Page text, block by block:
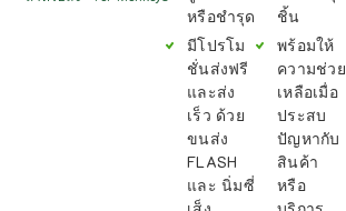
หรือชำรุด
มีโปรโม
ชั่นส่งฟรี
และส่ง
เร็ว ด้วย
ขนส่ง
FLASH
และ นิ่มซี่
ชิ้น
พร้อมให้
ความช่วย
เหลือเมื่อ
ประสบ
ปัญหากับ
สินค้า
หรือ